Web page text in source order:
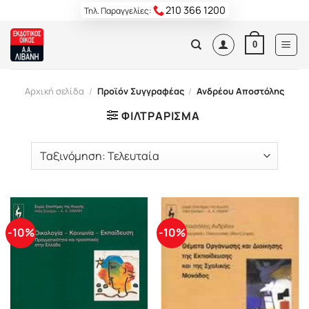
content
Τηλ. Παραγγελίες: 210 366 1200
0
Αρχική σελίδα / Προϊόν Συγγραφέας / Ανδρέου Αποστόλης
ΦΙΛΤΡΆΡΙΣΜΑ
-10% -10%